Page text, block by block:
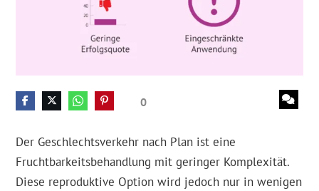
0
Der Geschlechtsverkehr nach Plan ist eine
Fruchtbarkeitsbehandlung mit geringer Komplexität.
Diese reproduktive Option wird jedoch nur in wenigen